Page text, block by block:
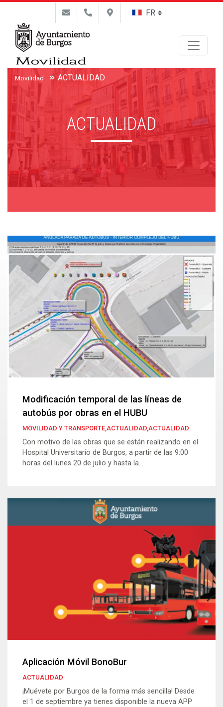
Movilidad ACTUALIDAD
ACTUALIDAD
Modificación temporal de las líneas de
autobús por obras en el HUBU
MOVILIDAD Y TRANSPORTE,ACTUALIDAD,ACTUALIDAD
Con motivo de las obras que se están realizando en el
Hospital Universitario de Burgos, a partir de las 9:00
horas del lunes 20 de julio y hasta la...
Aplicación Móvil BonoBur
ACTUALIDAD
¡Muévete por Burgos de la forma más sencilla! Desde
el 1 de septiembre ya tienes disponible la nueva APP